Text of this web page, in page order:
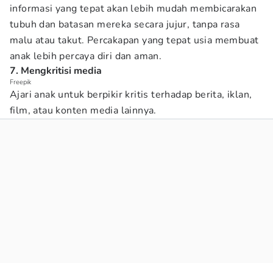
informasi yang tepat akan lebih mudah membicarakan
tubuh dan batasan mereka secara jujur, tanpa rasa
malu atau takut. Percakapan yang tepat usia membuat
anak lebih percaya diri dan aman.
7. Mengkritisi media
Freepik
Ajari anak untuk berpikir kritis terhadap berita, iklan,
film, atau konten media lainnya.